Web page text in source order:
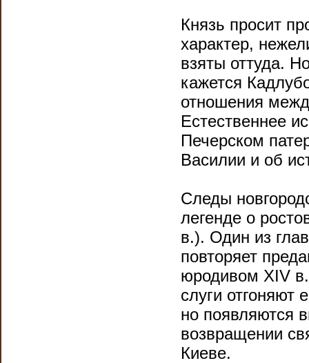
Князь просит
характер,
взяты оттуда.
кажется
отношения
Естественнее
Печерском
Василии и об
Следы
легенде о
в.). Один из
повторяет
юродивом XIV
слуги отгоняют
но появляются
возвращении
Киеве.